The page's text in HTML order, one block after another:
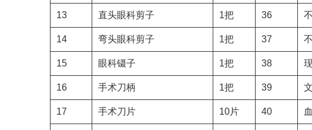
13 直头眼科剪子 1把 36
14 弯头眼科剪子 1把 37
15 眼科镊子 1把 38
16 手术刀柄 1把 39
17 手术刀片 10片 40